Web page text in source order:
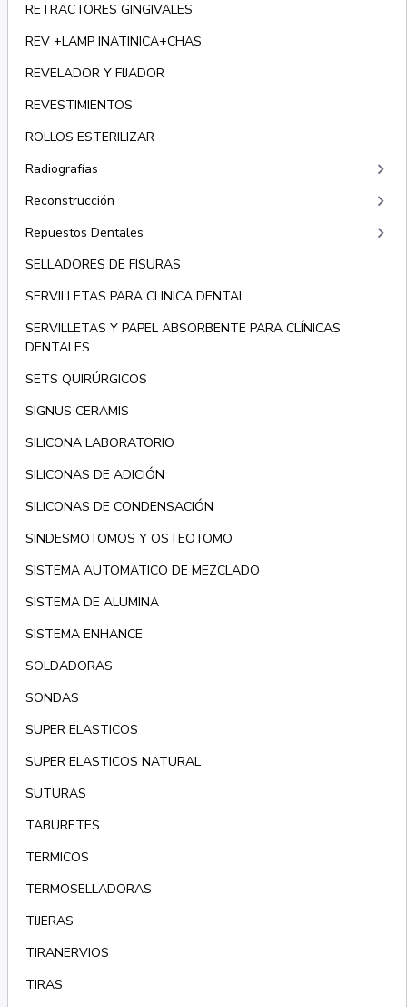
RETRACTORES GINGIVALES
REV +LAMP INATINICA+CHAS
REVELADOR Y FIJADOR
REVESTIMIENTOS
ROLLOS ESTERILIZAR
Radiografías
keyboard_arrow_right
Reconstrucción keyboard_arrow_right
Repuestos Dentales keyboard_arrow_right
SELLADORES DE FISURAS
SERVILLETAS PARA CLINICA DENTAL
SERVILLETAS Y PAPEL ABSORBENTE PARA CLÍNICAS
DENTALES
SETS QUIRÚRGICOS
SIGNUS CERAMIS
SILICONA LABORATORIO
SILICONAS DE ADICIÓN
SILICONAS DE CONDENSACIÓN
SINDESMOTOMOS Y OSTEOTOMO
SISTEMA AUTOMATICO DE MEZCLADO
SISTEMA DE ALUMINA
SISTEMA ENHANCE
SOLDADORAS
SONDAS
SUPER ELASTICOS
SUPER ELASTICOS NATURAL
SUTURAS
TABURETES
TERMICOS
TERMOSELLADORAS
TIJERAS
TIRANERVIOS
TIRAS